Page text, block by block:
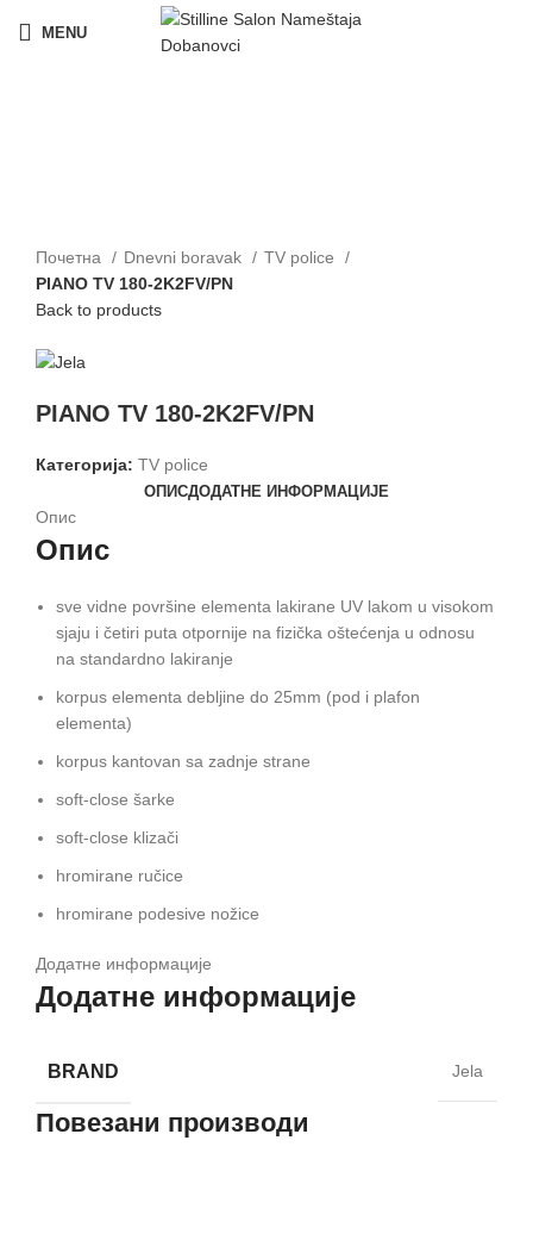
MENU
Почетна Dnevni boravak
TV police
PIANO TV 180-2K2FV/PN
Back to products
PIANO TV 180-2K2FV/PN
Категорија: TV police
ОПИСДОДАТНЕ ИНФОРМАЦИЈЕ
Опис
Опис
sve vidne površine elementa lakirane UV lakom u visokom
sjaju i četiri puta otpornije na fizička oštećenja u odnosu
na standardno lakiranje
korpus elementa debljine do 25mm (pod i plafon
elementa)
korpus kantovan sa zadnje strane
soft-close šarke
soft-close klizači
hromirane ručice
hromirane podesive nožice
Додатне информације
Додатне информације
BRAND Jela
Повезани производи